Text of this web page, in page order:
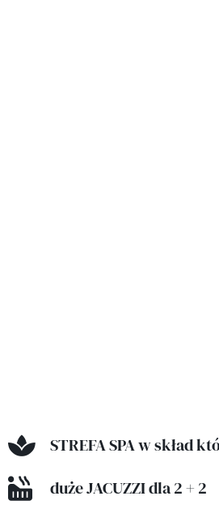
STREFA SPA w skład
duże JACUZZI dla 2 + 2